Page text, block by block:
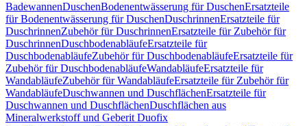
BadewannenDuschenBodenentwässerung für DuschenErsatzteile
für Bodenentwässerung für DuschenDuschrinnenErsatzteile für
DuschrinnenZubehör für DuschrinnenErsatzteile für Zubehör für
DuschrinnenDuschbodenabläufeErsatzteile für
DuschbodenabläufeZubehör für DuschbodenabläufeErsatzteile für
Zubehör für DuschbodenabläufeWandabläufeErsatzteile für
WandabläufeZubehör für WandabläufeErsatzteile für Zubehör für
WandabläufeDuschwannen und DuschflächenErsatzteile für
Duschwannen und DuschflächenDuschflächen aus
Mineralwerkstoff und Geberit Duofix